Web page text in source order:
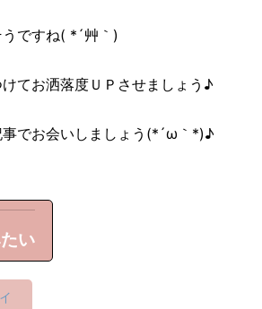
ですね( *´艸｀)
てお洒落度ＵＰさせましょう♪
事でお会いしましょう(*´ω｀*)♪
い